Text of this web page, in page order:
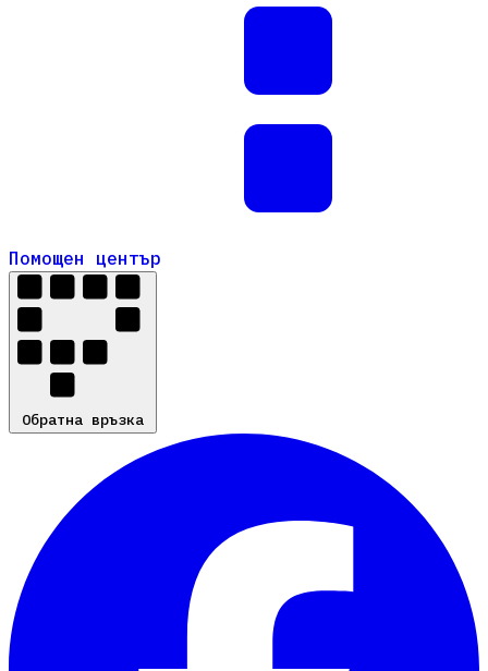
Помощен център
Помощен център
Обратна връзка
Обратна връзка